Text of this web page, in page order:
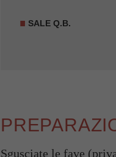
SALE Q.B.
Sgusciate le fave